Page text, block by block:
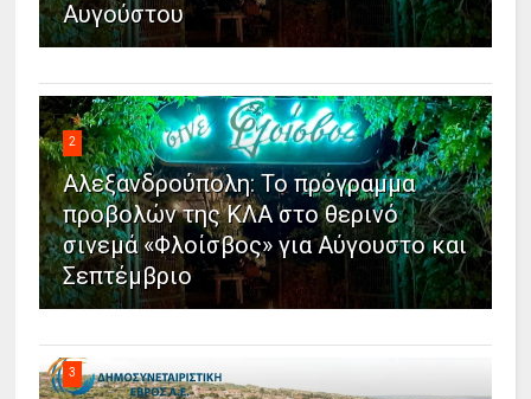
Αυγούστου
2
Αλεξανδρούπολη: Το πρόγραμμα
προβολών της ΚΛΑ στο θερινό
σινεμά «Φλοίσβος» για Αύγουστο και
Σεπτέμβριο
3